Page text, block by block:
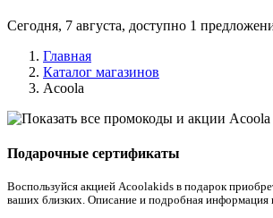
Сегодня, 7 августа, доступно 1
Главная
Каталог магазинов
Acoola
Подарочные сертификаты
Воспользуйся акцией Acoolakids в подарок
ваших близких. Описание и подробная информация